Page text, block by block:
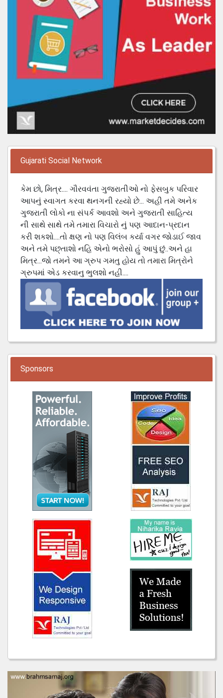
Gujarati Social Network
કેમ છો, મિત્ર.... ગૌરવવંતા ગુજરાતીઓ નો ફેસબુક પરિવાર
આપનું સ્વાગત કરવા થનગની રહ્યો છે... અહી તમે અનેક
ગુજરાતી લોકો ના સંપર્ક આવશો અને ગુજરાતી સાહિત્ય
ની સાથે સાથે તમે તમારા વિચારો નું પણ આદાન-પ્રદાન
કરી શકશો....તો ક્ષણ નો પણ વિલંબ કર્યા વગર જોડાઈ જાવ
અને તમે પછ્તાશો નહિ એનો ભરોસો હું આપું છું..અને હા
મિત્ર...જો તમને આ ગ્રુપ ગમતુ હોય તો તમારા મિત્રોને
ગ્રુપમાં એડ કરવાનુ ભુલશો નહી....
Sponsors